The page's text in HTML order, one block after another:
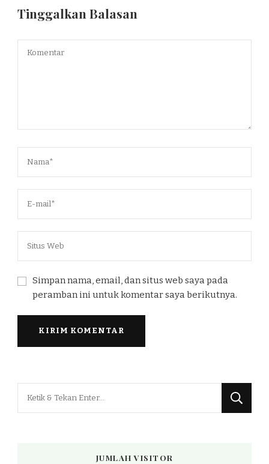
Tinggalkan Balasan
Simpan nama, email, dan situs web saya pada
peramban ini untuk komentar saya berikutnya.
JUMLAH VISITOR